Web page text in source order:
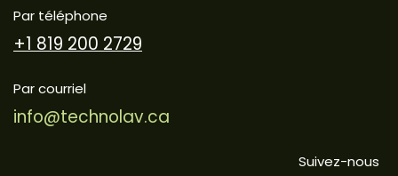
Par téléphone
+1 819 200 2729
Par courriel
info@technolav.ca
Suivez-nous